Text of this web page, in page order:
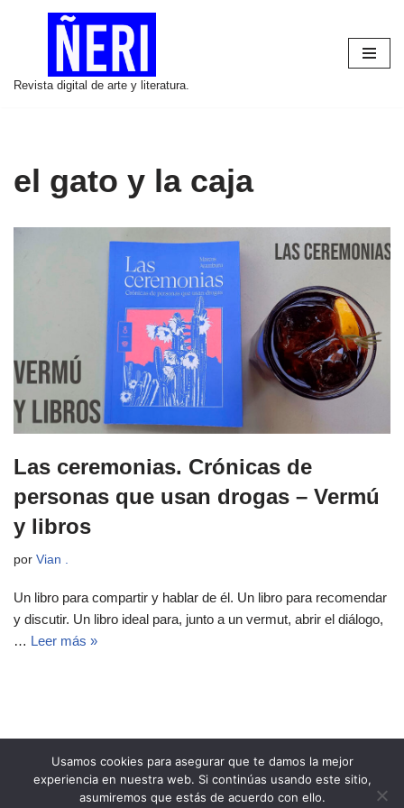
contenido
Revista digital de arte y literatura.
el gato y la caja
Las ceremonias. Crónicas de
personas que usan drogas – Vermú
y libros
por Vian .
Un libro para compartir y hablar de él. Un libro para recomendar
y discutir. Un libro ideal para, junto a un vermut, abrir el diálogo,
… Leer más »
Copyright 2021 Revista Ñeri
Usamos cookies para asegurar que te damos la mejor
experiencia en nuestra web. Si continúas usando este sitio,
asumiremos que estás de acuerdo con ello.